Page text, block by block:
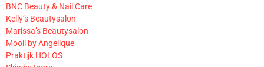
BNC Beauty & Nail Care
Kelly’s Beautysalon
Marissa’s Beautysalon
Mooii by Angelique
Praktijk HOLOS